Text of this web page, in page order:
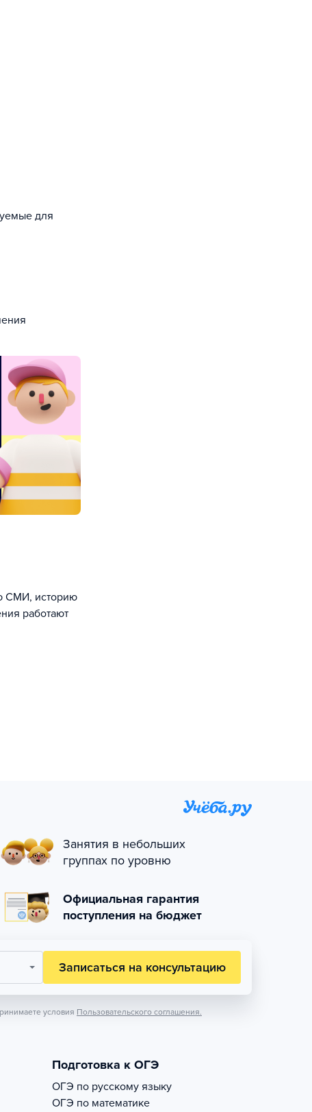
для
СМИ, историю
работают
Занятия в небольших
группах по уровню
Официальная гарантия
поступления на бюджет
Записаться на консультацию
условия Пользовательского соглашения.
Подготовка к ОГЭ
ОГЭ по русскому языку
ОГЭ по математике